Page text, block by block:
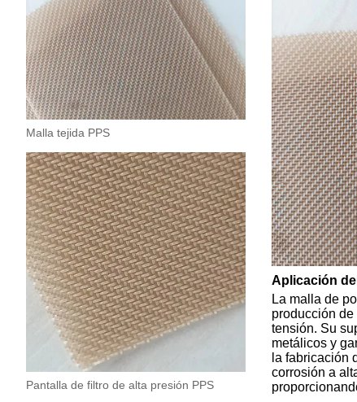
Malla tejida PPS
Pantalla de filtro de alta presión PPS
Aplicación
La malla de
producción
tensión. Su
metálicos y
la fabricación
corrosión a